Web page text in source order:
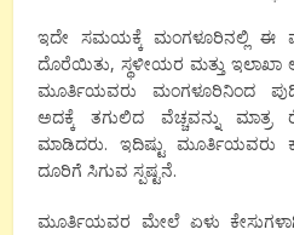
ಇದೇ ಸಮಯಕ್ಕೆ ಮಂಗಳೂರಿನಲ್ಲಿ ಈ
ದೊರೆಯಿತು, ಸ್ಥಳೀಯರ ಮತ್ತು ಇಲಾಖಾ
ಮೂರ್ತಿಯವರು ಮಂಗಳೂರಿನಿಂದ
ಅದಕ್ಕೆ ತಗುಲಿದ ವೆಚ್ಚವನ್ನು
ಮಾಡಿದರು. ಇದಿಷ್ಟು ಮೂರ್ತಿಯವರು
ದೂರಿಗೆ ಸಿಗುವ ಸ್ಪಷ್ಟನೆ.
ಮೂರ್ತಿಯವರ ಮೇಲೆ ಏಳು